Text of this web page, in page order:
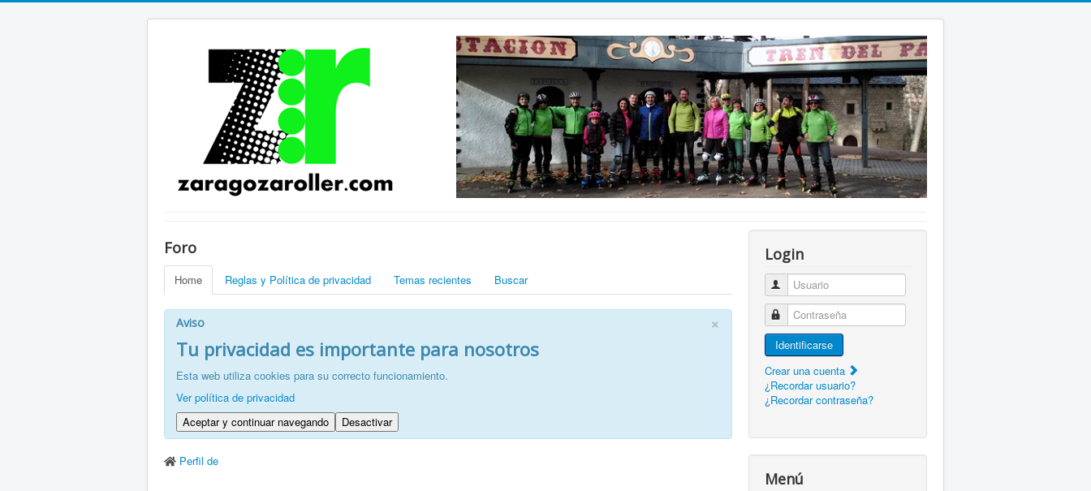
Foro
Home Reglas y Política de privacidad Temas recientes Buscar
×
Aviso
Tu privacidad es importante para nosotros
Esta web utiliza cookies para su correcto funcionamiento.
Ver política de privacidad
Aceptar y continuar navegando
Desactivar
Perfil de
Login
Usuario
Contraseña
Identificarse
Crear una cuenta
¿Recordar usuario?
¿Recordar contraseña?
Menú